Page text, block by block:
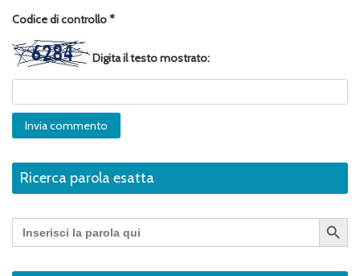
Codice di controllo*
Digita il testo mostrato:
Ricerca parola esatta
Search
for:
Search Button